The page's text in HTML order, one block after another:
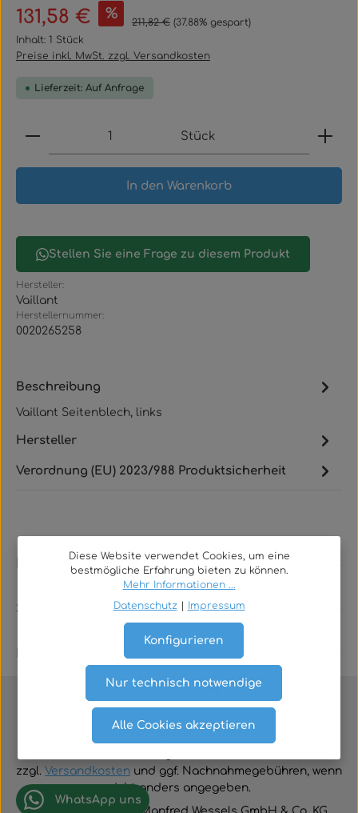
Verkaufspreis:
131,58 € % Regulärer Preis:
211,82 € (37.88% gespart)
Inhalt: 1 Stück
Preise inkl. MwSt. zzgl. Versandkosten
Lieferzeit: Auf Anfrage
Produkt Anzahl: Gib den gewünschten Wert
Stück
In den Warenkorb
Stellen Sie eine Frage zu diesem Produkt
Hersteller:
Vaillant
Herstellernummer:
0020265258
Beschreibung
Vaillant Seitenblech, links
Hersteller
Verordnung (EU) 2023/988 Produktsicherheit
Rechtliches
Service
Vertrag widerrufen
zzgl. Versandkosten und ggf. Nachnahmegebühren, wenn
nicht anders angegeben.
WhatsApp uns
Diese Website verwendet Cookies, um eine
bestmögliche Erfahrung bieten zu können.
Mehr Informationen ...
Datenschutz
Impressum
Nur technisch notwendige
Konfigurieren
Alle Cookies akzeptieren